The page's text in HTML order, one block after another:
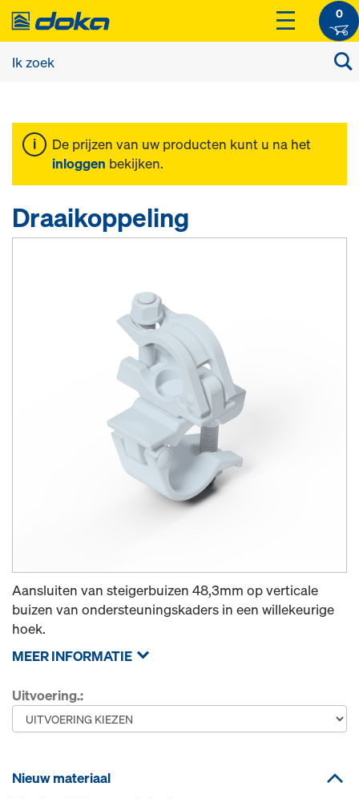
0
De prijzen van uw producten kunt u na het
inloggen bekijken.
Draaikoppeling
Aansluiten van steigerbuizen 48,3mm op verticale
buizen van ondersteuningskaders in een willekeurige
hoek.
MEER INFORMATIE
Uitvoering.:
Nieuw materiaal